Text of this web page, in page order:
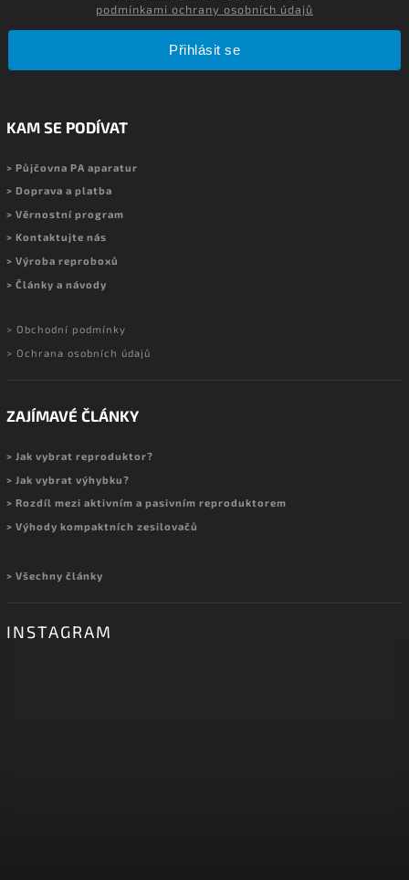
podmínkami ochrany osobních údajů
Přihlásit se
KAM SE PODÍVAT
> Půjčovna PA aparatur
> Doprava a platba
> Věrnostní program
> Kontaktujte nás
> Výroba reproboxů
> Články a návody
> Obchodní podmínky
> Ochrana osobních údajů
ZAJÍMAVÉ ČLÁNKY
> Jak vybrat reproduktor?
> Jak vybrat výhybku?
> Rozdíl mezi aktivním a pasivním reproduktorem
> Výhody kompaktních zesilovačů
> Všechny články
INSTAGRAM